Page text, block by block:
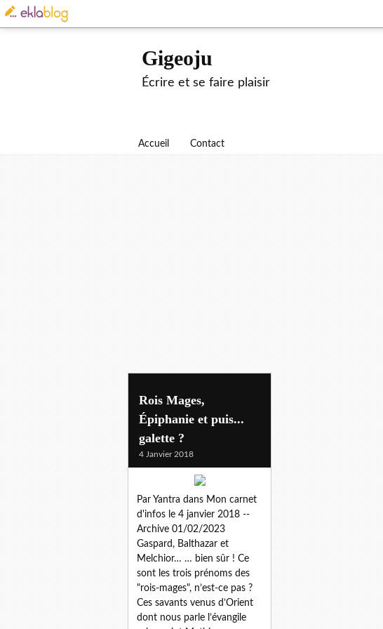
Gigeoju
Écrire et se faire plaisir
Accueil Contact
legende-doree
Rois Mages,
Épiphanie et puis...
galette ?
4 Janvier 2018
Par Yantra dans Mon carnet
d'infos le 4 janvier 2018 --
Archive 01/02/2023
Gaspard, Balthazar et
Melchior… … bien sûr ! Ce
sont les trois prénoms des
"rois-mages", n’est-ce pas ?
Ces savants venus d’Orient
dont nous parle l’évangile